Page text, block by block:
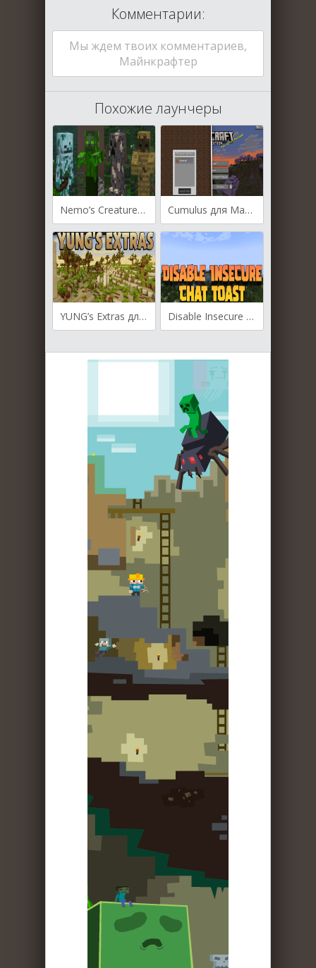
Комментарии:
Мы ждем твоих комментариев,
Майнкрафтер
Похожие лаунчеры
Nemo’s Creatures для Майнкрафт [1.20.4, 1.20.2, 1.20.1] Cumulus для Майнкрафт [1.20.2, 1.20.1, 1.19.4]
YUNG’s Extras для Майнкрафт [1.20.4, 1.20.1] Disable Insecure Chat Toast для Майнкрафт [1.20.2, 1.19.4]